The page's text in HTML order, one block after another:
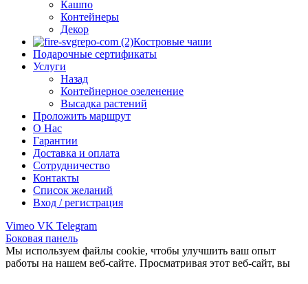
Кашпо
Контейнеры
Декор
Костровые чаши
Подарочные сертификаты
Услуги
Назад
Контейнерное озеленение
Высадка растений
Проложить маршрут
О Нас
Гарантии
Доставка и оплата
Сотрудничество
Контакты
Список желаний
Вход / регистрация
Vimeo VK Telegram
Боковая панель
Мы используем файлы cookie, чтобы улучшить ваш опыт
работы на нашем веб-сайте. Просматривая этот веб-сайт, вы